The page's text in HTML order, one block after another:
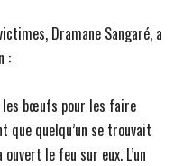
Dramane Sangaré, a
:
bœufs pour les faire
quelqu’un se trouvait
le feu sur eux. L’un